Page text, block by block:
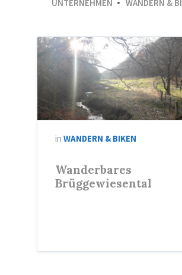
UNTERNEHMEN
WANDERN &
in WANDERN & BIKEN
Wanderbares
Brüggewiesental